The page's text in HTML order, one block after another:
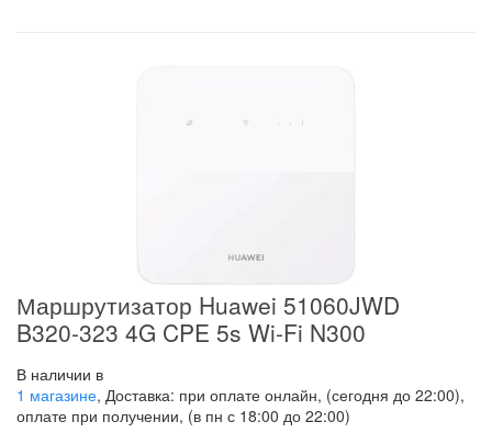
Маршрутизатор Huawei 51060JWD
B320-323 4G CPE 5s Wi-Fi N300
В наличии в
1 магазине, Доставка: при оплате онлайн, (сегодня до 22:00),
оплате при получении, (в пн с 18:00 до 22:00)